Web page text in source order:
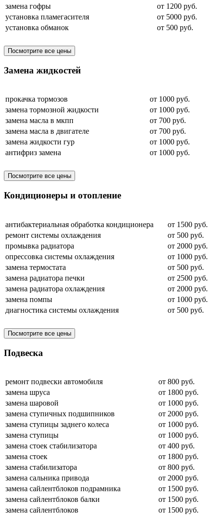
замена гофры
от 1200 руб.
установка пламегасителя
от 5000 руб.
установка обманок
от 500 руб.
Посмотрите все цены
Замена жидкостей
прокачка тормозов
от 1000 руб.
замена тормозной жидкости
от 1000 руб.
замена масла в мкпп
от 700 руб.
замена масла в двигателе
от 700 руб.
замена жидкости гур
от 1000 руб.
антифриз замена
от 1000 руб.
Посмотрите все цены
Кондиционеры и отопление
антибактериальная обработка кондиционера
от 1500 руб.
ремонт системы охлаждения
от 500 руб.
промывка радиатора
от 2000 руб.
опрессовка системы охлаждения
от 1000 руб.
замена термостата
от 500 руб.
замена радиатора печки
от 2500 руб.
замена радиатора охлаждения
от 2000 руб.
замена помпы
от 1000 руб.
диагностика системы охлаждения
от 500 руб.
Посмотрите все цены
Подвеска
ремонт подвески автомобиля
от 800 руб.
замена шруса
от 1800 руб.
замена шаровой
от 1000 руб.
замена ступичных подшипников
от 2000 руб.
замена ступицы заднего колеса
от 1000 руб.
замена ступицы
от 1000 руб.
замена стоек стабилизатора
от 400 руб.
замена стоек
от 1800 руб.
замена стабилизатора
от 800 руб.
замена сальника привода
от 2000 руб.
замена сайлентблоков подрамника
от 1500 руб.
замена сайлентблоков балки
от 1500 руб.
замена сайлентблоков
от 1500 руб.